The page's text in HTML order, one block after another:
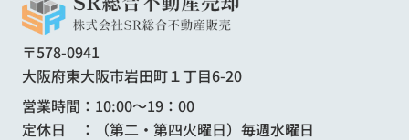
〒578-0941
大阪府東大阪市岩田町１丁目6-20
営業時間：10:00～19：00
定休日 ：（第二・第四火曜日）毎週水曜日